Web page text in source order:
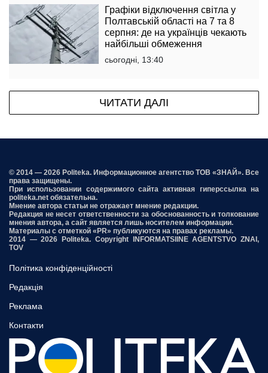
Графіки відключення світла у
Полтавській області на 7 та 8
серпня: де на українців чекають
найбільші обмеження
сьогодні, 13:40
ЧИТАТИ ДАЛІ
© 2014 — 2026 Politeka. Информационное агентство ТОВ «ЗНАЙ». Все
права защищены.
При использовании содержимого сайта активная гиперссылка на
politeka.net обязательна.
Мнение автора статьи не отражает мнение редакции.
Редакция не несет ответственности за обоснованность и толкование
мнения автора, а сайт является лишь носителем информации.
Материалы с отметкой «PR» публикуются на правах рекламы.
2014 — 2026 Politeka. Copyright INFORMATSIINE AGENTSTVO ZNAI,
TOV
Політика конфіденційності
Редакція
Реклама
Контакти